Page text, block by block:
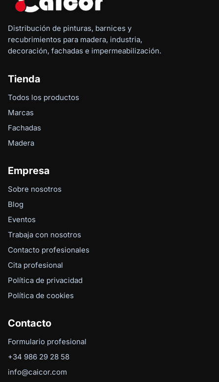
Distribución de pinturas, barnices y
recubrimientos para madera, industria,
decoración, fachadas e impermeabilización.
Tienda
Todos los productos
Marcas
Fachadas
Madera
Empresa
Sobre nosotros
Blog
Eventos
Trabaja con nosotros
Contacto profesionales
Cita profesional
Política de privacidad
Política de cookies
Contacto
Formulario profesional
+34 986 29 28 58
info@caicor.com